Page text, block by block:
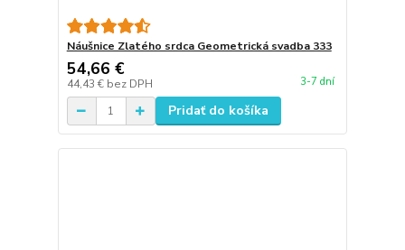
Náušnice Zlatého srdca Geometrická svadba 333
54,66 €
44,43 € bez DPH 3-7 dní
Pridať do košíka